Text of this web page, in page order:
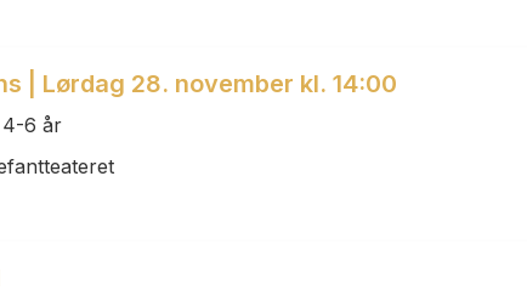
| Lørdag 28. november kl. 14:00
4-6 år